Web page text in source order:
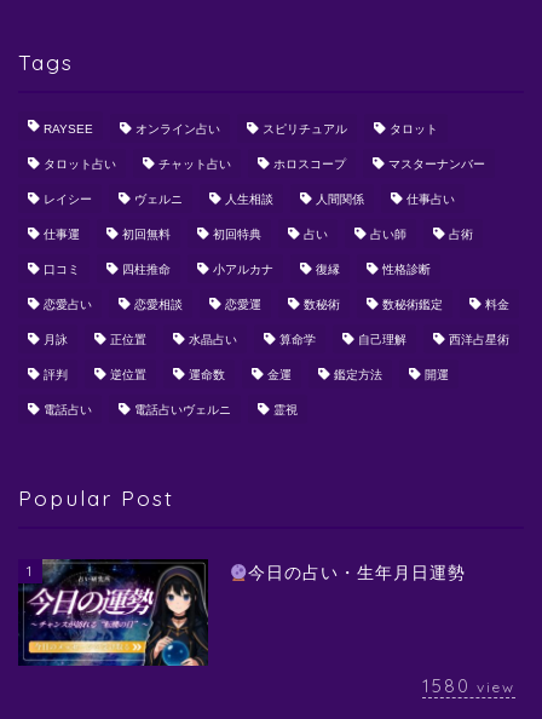
Tags
RAYSEE オンライン占い スピリチュアル タロット
タロット占い チャット占い ホロスコープ マスターナンバー
レイシー ヴェルニ 人生相談 人間関係 仕事占い
仕事運 初回無料 初回特典 占い 占い師 占術
口コミ 四柱推命 小アルカナ 復縁 性格診断
恋愛占い 恋愛相談 恋愛運 数秘術 数秘術鑑定 料金
月詠 正位置 水晶占い 算命学 自己理解 西洋占星術
評判 逆位置 運命数 金運 鑑定方法 開運
電話占い 電話占いヴェルニ 霊視
Popular Post
1 今日の占い・生年月日運勢
1580 view